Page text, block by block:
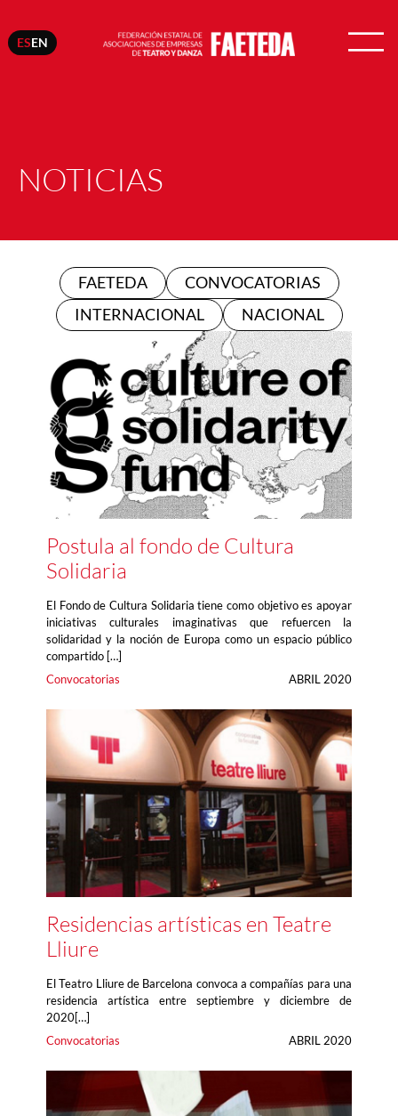
ESEN
NOTICIAS
FAETEDA
CONVOCATORIAS
INTERNACIONAL
NACIONAL
Postula al fondo de Cultura
Solidaria
El Fondo de Cultura Solidaria tiene como objetivo es apoyar
iniciativas culturales imaginativas que refuercen la
solidaridad y la noción de Europa como un espacio público
compartido […]
Convocatorias
ABRIL 2020
Residencias artísticas en Teatre
Lliure
El Teatro Lliure de Barcelona convoca a compañías para una
residencia artística entre septiembre y diciembre de
2020[…]
Convocatorias
ABRIL 2020